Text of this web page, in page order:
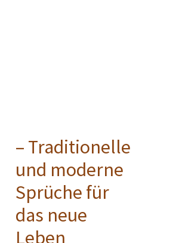
– Traditionelle
und moderne
Sprüche für
das neue
Leben